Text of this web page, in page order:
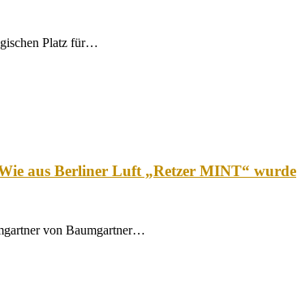
Platz für…
aus Berliner Luft „Retzer MINT“ wurde
von Baumgartner…